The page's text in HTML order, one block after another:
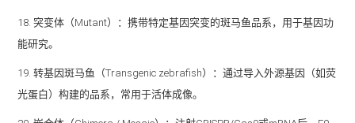
18. 突变体（Mutant）：携带特定基因突变的斑马鱼品系，用于基因功
能研究。
19. 转基因斑马鱼（Transgenic zebrafish）：通过导入外源基因（如荧
光蛋白）构建的品系，常用于活体成像。